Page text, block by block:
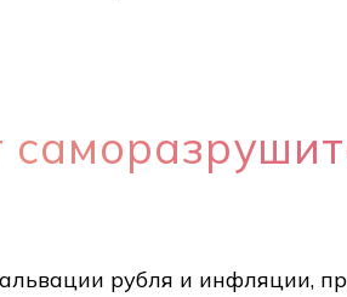
рубля и инфляции,